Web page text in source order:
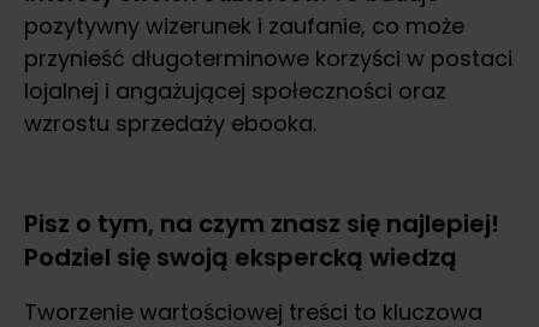
pozytywny wizerunek i zaufanie, co może
przynieść długoterminowe korzyści w postaci
lojalnej i angażującej społeczności oraz
wzrostu sprzedaży ebooka.
Pisz o tym, na czym znasz się najlepiej!
Podziel się swoją ekspercką wiedzą
Tworzenie wartościowej treści to kluczowa